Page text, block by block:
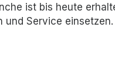
ist bis heute
und Service einsetzen.